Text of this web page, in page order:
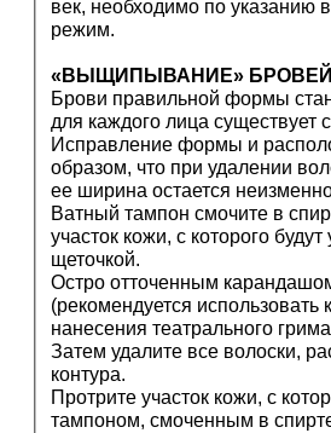
век, необходимо по
режим.
«ВЫЩИПЫВАНИЕ»
Брови правильной формы
для каждого лица
Исправление формы и
образом, что при удалении
ее ширина остается
Ватный тампон смочите в
участок кожи, с которого
щеточкой.
Остро отточенным
(рекомендуется
нанесения театрального
Затем удалите все волоски,
контура.
Протрите участок кожи, с
тампоном, смоченным в